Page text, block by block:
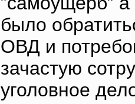
было
ОВД и
зачастую
уголовное